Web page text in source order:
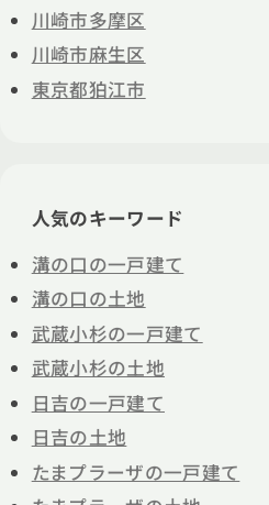
川崎市多摩区
川崎市麻生区
東京都狛江市
人気のキーワード
溝の口の一戸建て
溝の口の土地
武蔵小杉の一戸建て
武蔵小杉の土地
日吉の一戸建て
日吉の土地
たまプラーザの一戸建て